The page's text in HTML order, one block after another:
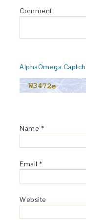
Comment
AlphaOmega
Name *
Email *
Website